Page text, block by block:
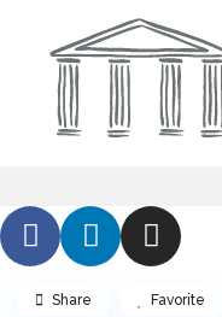
Share Favorite